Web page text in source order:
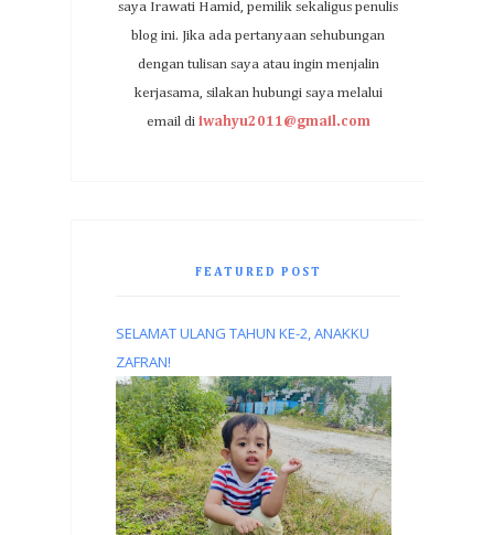
saya Irawati Hamid, pemilik sekaligus penulis
blog ini. Jika ada pertanyaan sehubungan
dengan tulisan saya atau ingin menjalin
kerjasama, silakan hubungi saya melalui
email di iwahyu2011@gmail.com
FEATURED POST
SELAMAT ULANG TAHUN KE-2, ANAKKU
ZAFRAN!